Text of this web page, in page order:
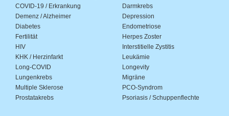
COVID-19 / Erkrankung
Darmkrebs
Demenz / Alzheimer
Depression
Diabetes
Endometriose
Fertilität
Herpes Zoster
HIV
Interstitielle Zystitis
KHK / Herzinfarkt
Leukämie
Long-COVID
Longevity
Lungenkrebs
Migräne
Multiple Sklerose
PCO-Syndrom
Prostatakrebs
Psoriasis / Schuppenflechte